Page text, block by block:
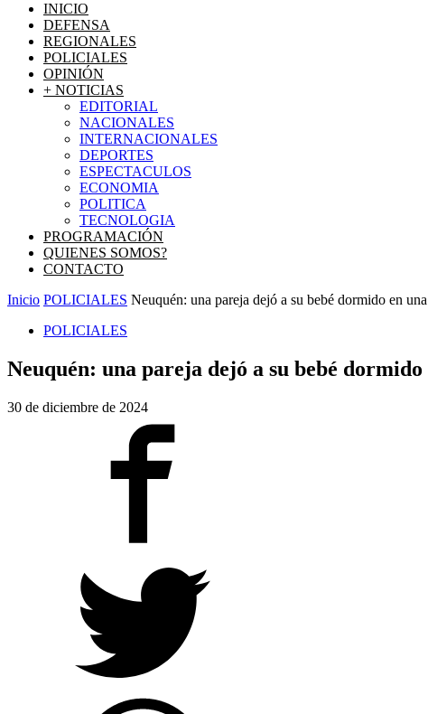
INICIO
DEFENSA
REGIONALES
POLICIALES
OPINIÓN
+ NOTICIAS
EDITORIAL
NACIONALES
INTERNACIONALES
DEPORTES
ESPECTACULOS
ECONOMIA
POLITICA
TECNOLOGIA
PROGRAMACIÓN
QUIENES SOMOS?
CONTACTO
Inicio POLICIALES Neuquén: una pareja dejó a su bebé dormido en
POLICIALES
Neuquén: una pareja dejó a su bebé
30 de diciembre de 2024